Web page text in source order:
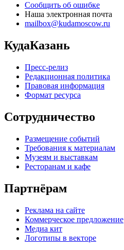
Сообщить об ошибке
Наша электронная почта
mailbox@kudamoscow.ru
КудаКазань
Пресс-релиз
Редакционная политика
Правовая информация
Формат ресурса
Сотрудничество
Размещение событий
Требования к материалам
Музеям и выставкам
Ресторанам и кафе
Партнёрам
Реклама на сайте
Коммерческое предложение
Медиа кит
Логотипы в векторе